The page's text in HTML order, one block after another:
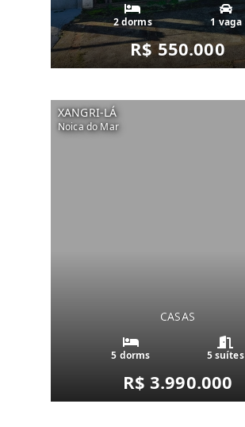
2 dorms 1 vaga
R$ 550.000
XANGRI-LÁ
Noica do Mar
CASAS
5 dorms 5 suítes
R$ 3.990.000